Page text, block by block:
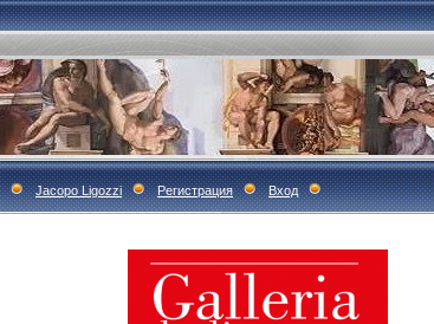
Jacopo Ligozzi Регистрация Вход